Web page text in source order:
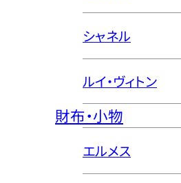
シャネル
ルイ・ヴィトン
財布・小物
エルメス